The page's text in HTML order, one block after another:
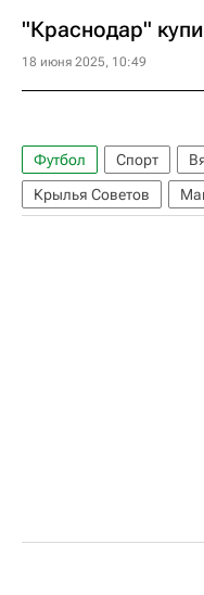
"Краснодар"
18 июня 2025, 10:49
Футбол Спорт
Крылья Советов